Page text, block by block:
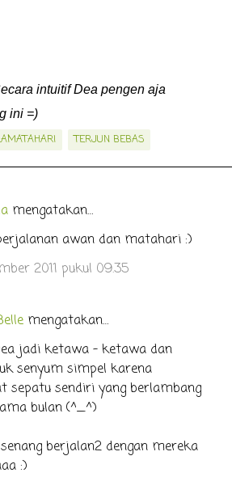
intuitif Dea pengen aja
ini =)
TERJUN BEBAS
mengatakan…
awan dan matahari :)
2011 pukul 09.35
mengatakan…
jadi ketawa - ketawa dan
senyum simpel karena
sepatu sendiri yang berlambang
bulan (^_^)
berjalan2 dengan mereka
:)